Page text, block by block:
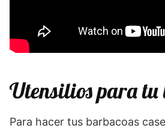
Utensilios para tu
Para hacer tus barbacoas